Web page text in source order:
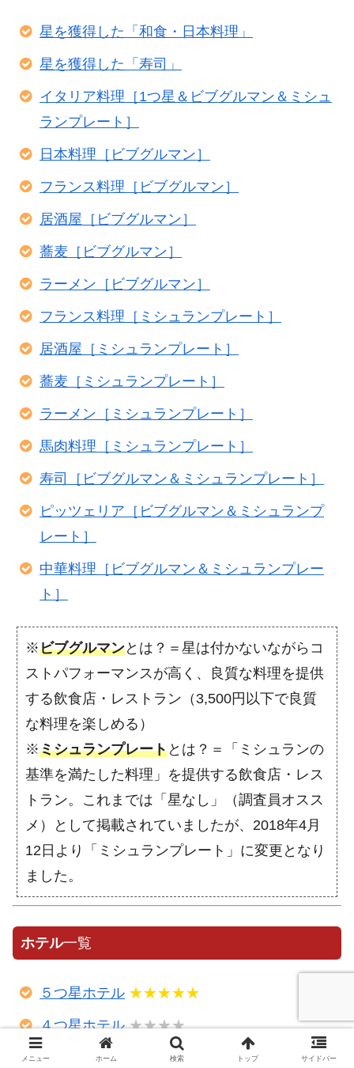
星を獲得した「和食・日本料理」
星を獲得した「寿司」
イタリア料理［1つ星＆ビブグルマン＆ミシュ
ランプレート］
日本料理［ビブグルマン］
フランス料理［ビブグルマン］
居酒屋［ビブグルマン］
蕎麦［ビブグルマン］
ラーメン［ビブグルマン］
フランス料理［ミシュランプレート］
居酒屋［ミシュランプレート］
蕎麦［ミシュランプレート］
ラーメン［ミシュランプレート］
馬肉料理［ミシュランプレート］
寿司［ビブグルマン＆ミシュランプレート］
ピッツェリア［ビブグルマン＆ミシュランプ
レート］
中華料理［ビブグルマン＆ミシュランプレー
ト］
※ビブグルマンとは？＝星は付かないながらコ
ストパフォーマンスが高く、良質な料理を提供
する飲食店・レストラン（3,500円以下で良質
な料理を楽しめる）
※ミシュランプレートとは？＝「ミシュランの
基準を満たした料理」を提供する飲食店・レス
トラン。これまでは「星なし」（調査員オスス
メ）として掲載されていましたが、2018年4月
12日より「ミシュランプレート」に変更となり
ました。
ホテル一覧
５つ星ホテル ★★★★★
４つ星ホテル ★★★★
３つ星ホテル ★★★
メニュー ホーム 検索 トップ サイドバー